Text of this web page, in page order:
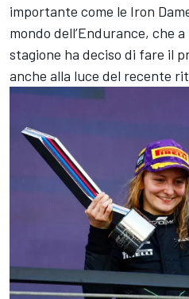
importante come le Iron
mondo dell’Endurance, che
stagione ha deciso di fare il
anche alla luce del recente